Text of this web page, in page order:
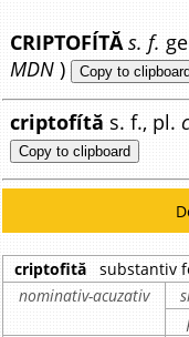
CRIPTOFÍTĂ s. f.
MDN ) Copy to
criptofítă s. f., pl.
Copy to clipboard
criptofită substantiv
nominativ-acuzativ